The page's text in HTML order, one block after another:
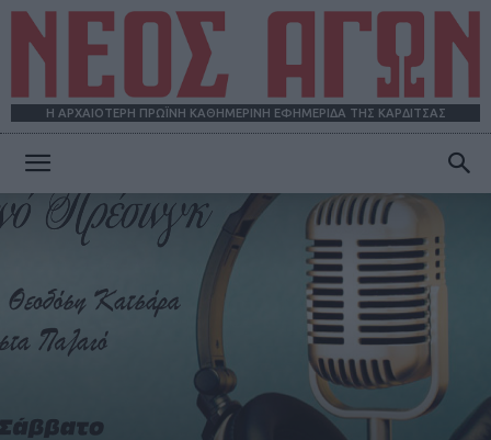
Η ΑΡΧΑΙΟΤΕΡΗ ΠΡΩΪΝΗ ΚΑΘΗΜΕΡΙΝΗ ΕΦΗΜΕΡΙΔΑ ΤΗΣ ΚΑΡΔΙΤΣΑΣ